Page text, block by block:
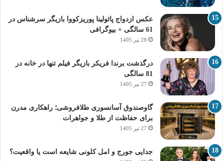
عکس ازدواج پائولینا پوریزکووا بازیگر سرشناس در
61 سالگی + بیوگرافی
28 تیر 1405
درگذشت برندا فریکر بازیگر فیلم تنها در خانه در
81 سالگی
27 تیر 1405
گاوصندوق آسانسوری طلافروشی؛ راهکاری مدرن
برای حفاظت از طلا و جواهرات
27 تیر 1405
جدایی جورج و امل کلونی شایعه است یا واقعیت؟